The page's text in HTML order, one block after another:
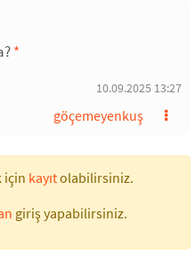
*
10.09.2025 13:27
göçemeyenkuş
için kayıtolabilirsiniz.
giriş yapabilirsiniz.